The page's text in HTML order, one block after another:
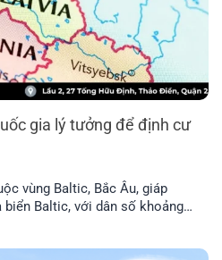
gia lý tưởng để định cư
vùng Baltic, Bắc Âu, giáp
biển Baltic, với dân số khoảng